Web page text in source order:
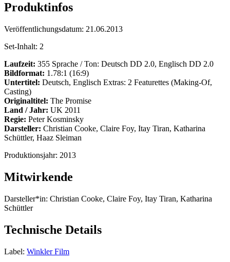
Produktinfos
Veröffentlichungsdatum: 21.06.2013
Set-Inhalt: 2
Laufzeit: 355 Sprache / Ton: Deutsch DD 2.0, Englisch DD 2.0
Bildformat: 1.78:1 (16:9)
Untertitel: Deutsch, Englisch Extras: 2 Featurettes (Making-Of,
Casting)
Originaltitel: The Promise
Land / Jahr: UK 2011
Regie: Peter Kosminsky
Darsteller: Christian Cooke, Claire Foy, Itay Tiran, Katharina
Schüttler, Haaz Sleiman
Produktionsjahr: 2013
Mitwirkende
Darsteller*in: Christian Cooke, Claire Foy, Itay Tiran, Katharina
Schüttler
Technische Details
Label: Winkler Film